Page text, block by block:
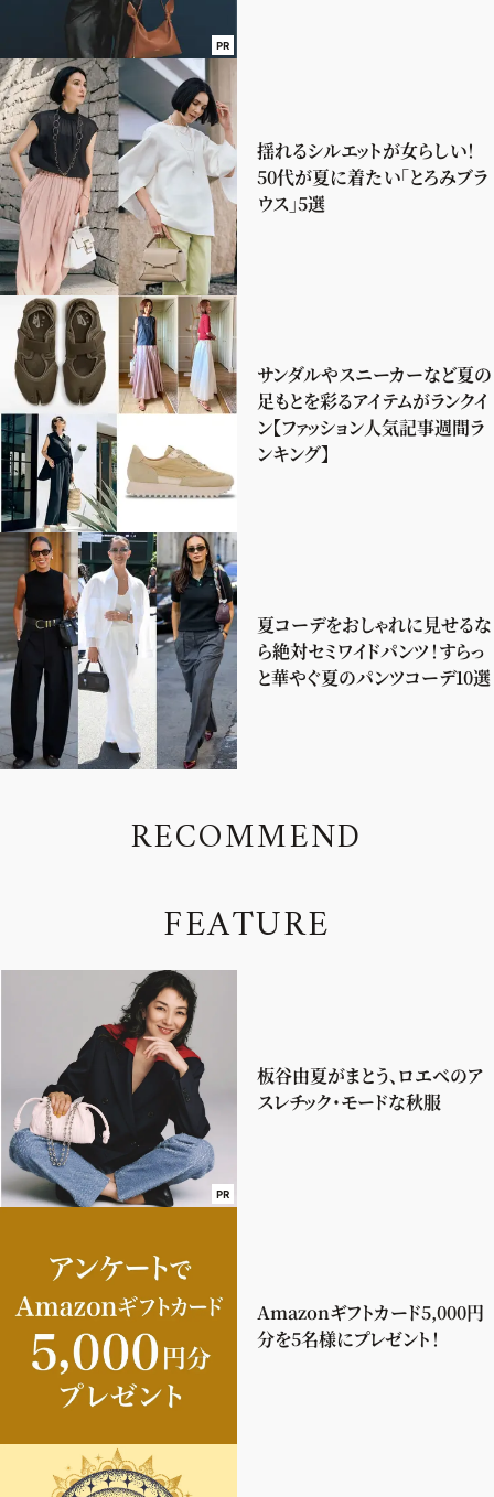
PR
揺れるシルエットが女らしい！
50代が夏に着たい「とろみブラ
ウス」5選
サンダルやスニーカーなど夏の
足もとを彩るアイテムがランクイ
ン【ファッション人気記事週間ラ
ンキング】
夏コーデをおしゃれに見せるな
ら絶対セミワイドパンツ！すらっ
と華やぐ夏のパンツコーデ10選
RECOMMEND
FEATURE
PR
板谷由夏がまとう、ロエベのア
スレチック・モードな秋服
Amazonギフトカード5,000円
分を5名様にプレゼント！